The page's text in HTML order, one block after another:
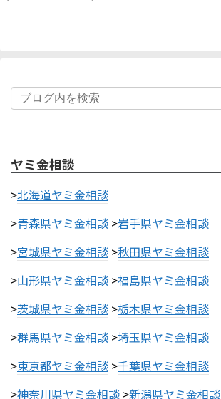
ヤミ金相談
>北海道ヤミ金相談
>青森県ヤミ金相談 >岩手県ヤミ金相談
>宮城県ヤミ金相談 >秋田県ヤミ金相談
>山形県ヤミ金相談 >福島県ヤミ金相談
>茨城県ヤミ金相談 >栃木県ヤミ金相談
>群馬県ヤミ金相談 >埼玉県ヤミ金相談
>東京都ヤミ金相談 >千葉県ヤミ金相談
>神奈川県ヤミ金相談 >新潟県ヤミ金相談